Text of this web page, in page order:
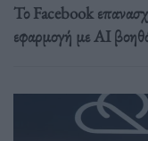
Το Facebook
εφαρμογή με AI